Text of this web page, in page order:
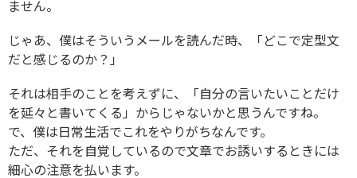
ません。
じゃあ、僕はそういうメールを読んだ時、「どこで定型文
だと感じるのか？」
それは相手のことを考えずに、「自分の言いたいことだけ
を延々と書いてくる」からじゃないかと思うんですね。
で、僕は日常生活でこれをやりがちなんです。
ただ、それを自覚しているので文章でお誘いするときには
細心の注意を払います。